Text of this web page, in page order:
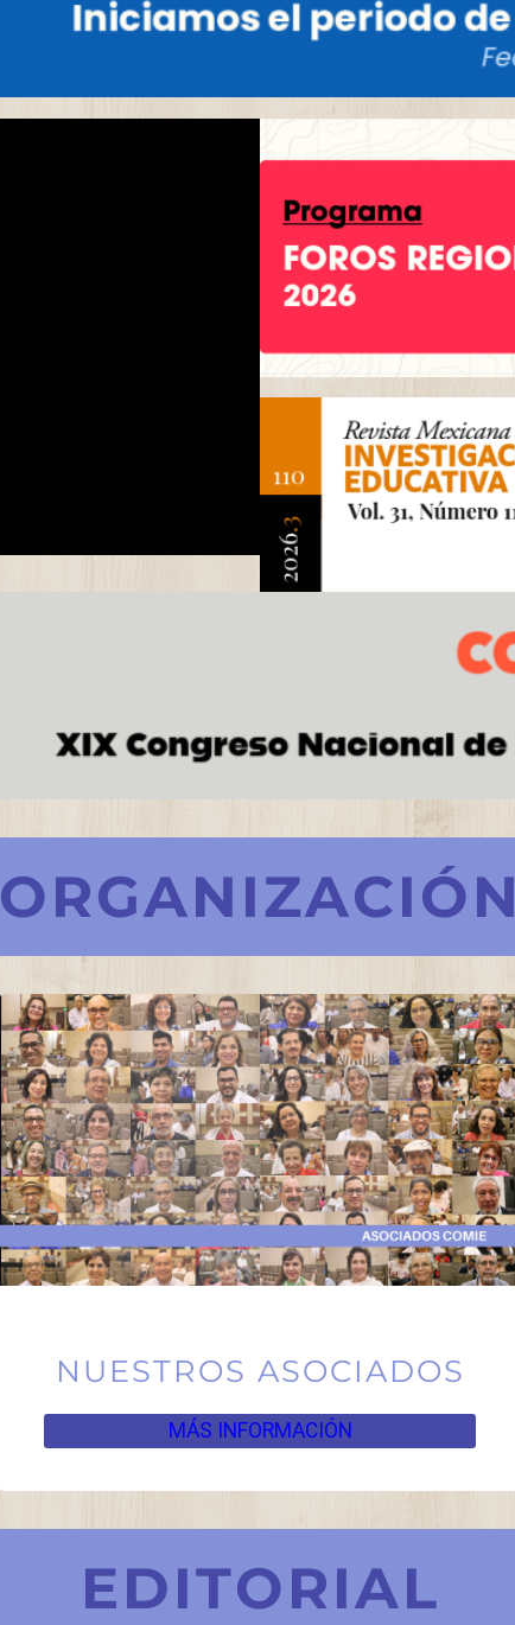
ORGANIZACIÓN
NUESTROS ASOCIADOS
MÁS INFORMACIÓN
EDITORIAL